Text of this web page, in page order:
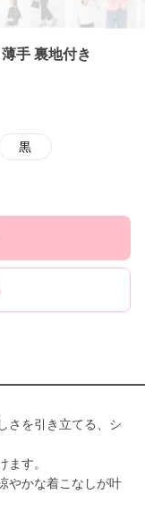
手 裏地付き
黒
さを引き立てる、シ
す。
やかな着こなしが叶